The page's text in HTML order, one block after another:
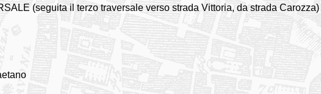
(seguita il terzo traversale verso strada Vittoria, da strada Carozza)